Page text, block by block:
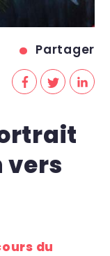
Partager
vers
du